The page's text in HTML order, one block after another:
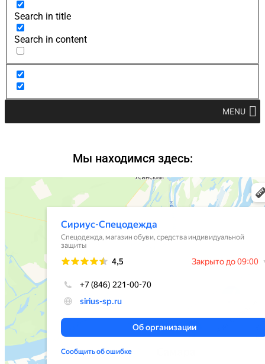
Search in title
Search in content
MENU
Мы находимся здесь: